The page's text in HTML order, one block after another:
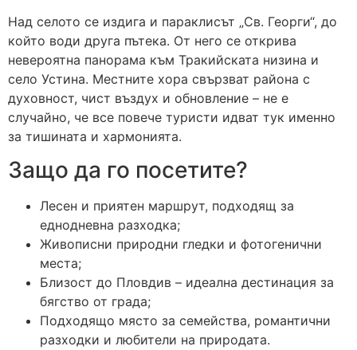
Над селото се издига и параклисът „Св. Георги“, до
който води друга пътека. От него се открива
невероятна панорама към Тракийската низина и
село Устина. Местните хора свързват района с
духовност, чист въздух и обновление – не е
случайно, че все повече туристи идват тук именно
за тишината и хармонията.
Защо да го посетите?
Лесен и приятен маршрут, подходящ за
еднодневна разходка;
Живописни природни гледки и фотогенични
места;
Близост до Пловдив – идеална дестинация за
бягство от града;
Подходящо място за семейства, романтични
разходки и любители на природата.